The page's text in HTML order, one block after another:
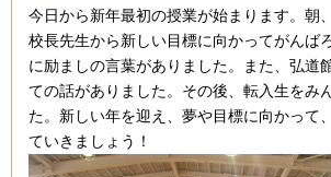
今日から新年最初の授業が始まります。朝
校長先生から新しい目標に向かってがんば
に励ましの言葉がありました。また、弘道
ての話がありました。その後、転入生をみ
た。新しい年を迎え、夢や目標に向かって
ていきましょう！